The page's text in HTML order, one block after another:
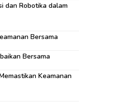
dan Robotika dalam
Bersama
Bersama
Keamanan